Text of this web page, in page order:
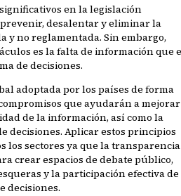
en la legislación
desalentar y eliminar la
y no reglamentada. Sin embargo,
es la falta de información que
de decisiones.
adoptada por los países de forma
que ayudarán a mejorar
de la información, así como la
decisiones. Aplicar estos principios
los sectores ya que la transparencia
crear espacios de debate público,
y la participación efectiva de
decisiones.